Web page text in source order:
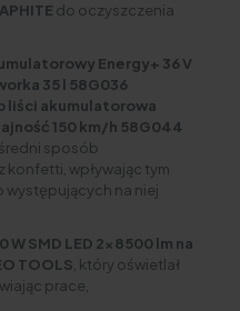
do oczyszczenia
Energy+ 36 V
35 l 58G036
liści akumulatorowa
150 km/h 58G044
sposób
konfetti, wpływając tym
występujących na niej
SMD LED 2×8500 lm na
TOOLS , który oświetlał
prace,